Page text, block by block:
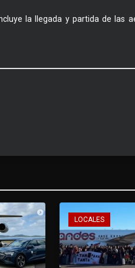
la llegada y partida de las
LOCALES